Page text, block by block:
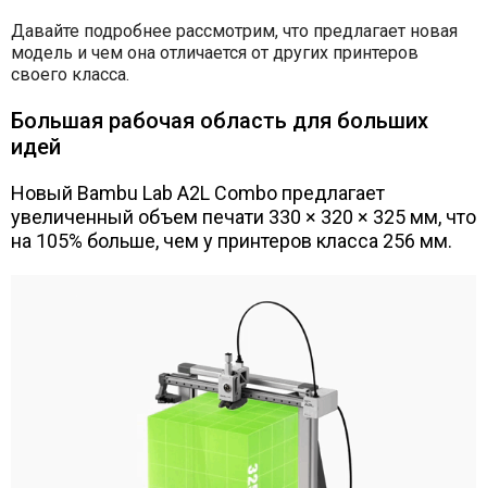
Давайте подробнее рассмотрим, что предлагает новая
модель и чем она отличается от других принтеров
своего класса.
Большая рабочая область для больших
идей
Новый Bambu Lab A2L Combo предлагает
увеличенный объем печати 330 × 320 × 325 мм, что
на 105% больше, чем у принтеров класса 256 мм.